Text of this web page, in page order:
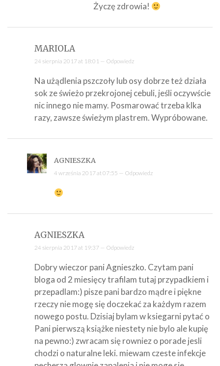
Życzę zdrowia!
MARIOLA
24 sierpnia 2017 at 18:01 — Odpowiedz
Na użądlenia pszczoły lub osy dobrze też działa
sok ze świeżo przekrojonej cebuli, jeśli oczywście
nic innego nie mamy. Posmarować trzeba klka
razy, zawsze świeżym plastrem. Wypróbowane.
AGNIESZKA
4 września 2017 at 07:55 — Odpowiedz
AGNIESZKA
24 sierpnia 2017 at 19:37 — Odpowiedz
Dobry wieczor pani Agnieszko. Czytam pani
bloga od 2 miesięcy trafilam tutaj przypadkiem i
przepadlam:) pisze pani bardzo mądre i piękne
rzeczy nie mogę się doczekać za każdym razem
nowego postu. Dzisiaj bylam w ksiegarni pytać o
Pani pierwszą książke niestety nie bylo ale kupię
na pewno:) zwracam się rowniez o porade jesli
chodzi o naturalne leki. miewam czeste infekcje